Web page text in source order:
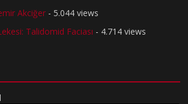
Akciğer - 5.044 views
Talidomid Faciası - 4.714 views